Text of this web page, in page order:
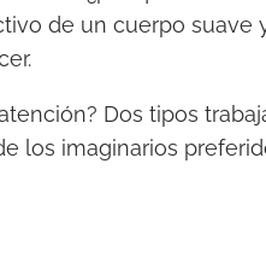
de un cuerpo suave
Dos tipos
los imaginarios